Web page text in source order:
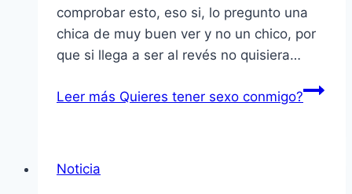
comprobar esto, eso si, lo pregunto una
chica de muy buen ver y no un chico, por
que si llega a ser al revés no quisiera…
Leer más Quieres tener sexo conmigo?
Noticia